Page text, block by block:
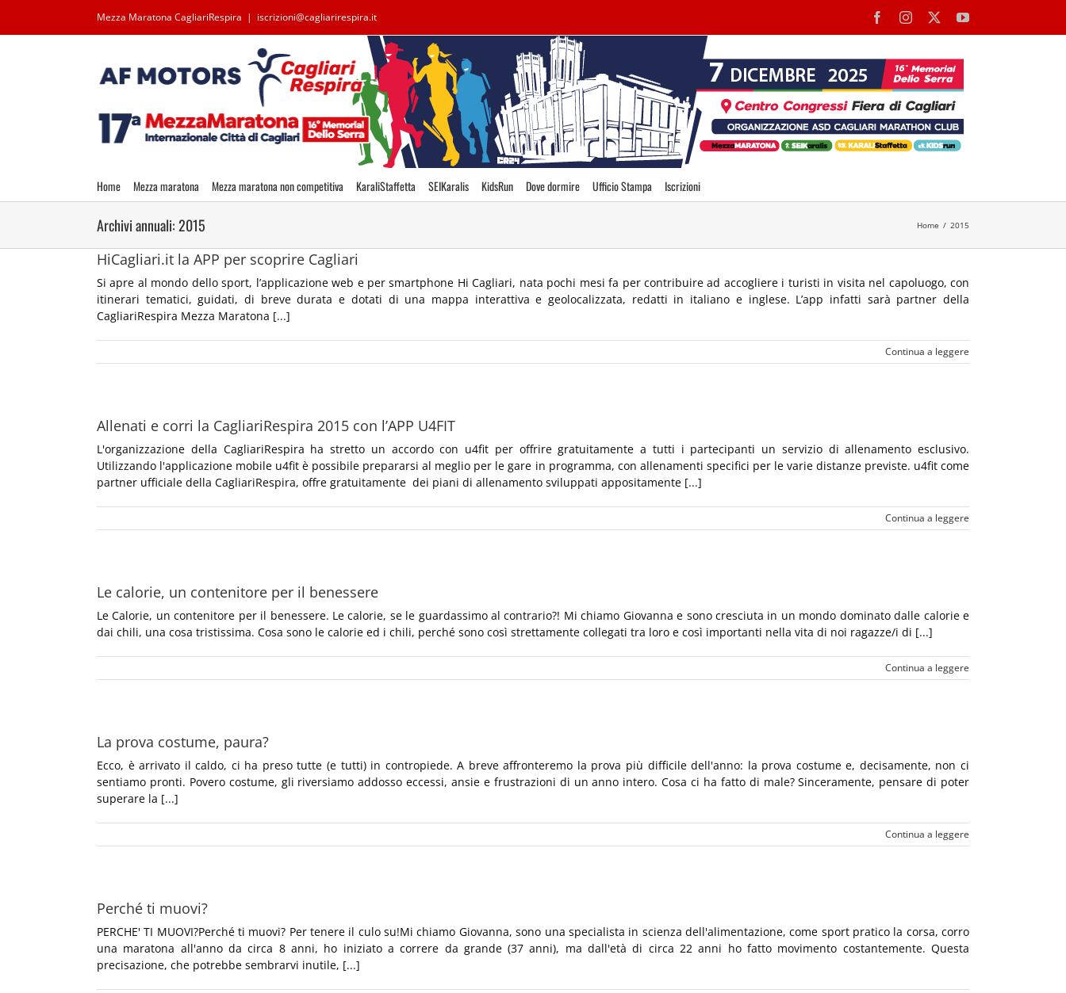
Mezza Maratona CagliariRespira | iscrizioni@cagliarirespira.it FacebookInstagram YouTube
Home Mezza maratona Mezza maratona non competitiva KaraliStaffetta SEIKaralis KidsRun Dove dormire Ufficio Stampa Iscrizioni
Archivi annuali:2015 Home 2015
HiCagliari.it la APP per scoprire Cagliari
Si apre al mondo dello sport, l’applicazione web e per smartphone Hi Cagliari, nata pochi mesi fa per contribuire ad accogliere i turisti in visita nel capoluogo, con
itinerari tematici, guidati, di breve durata e dotati di una mappa interattiva e geolocalizzata, redatti in italiano e inglese. L’app infatti sarà partner della
CagliariRespira Mezza Maratona [...]
Continua a leggere
Allenati e corri la CagliariRespira 2015 con l’APP U4FIT
L'organizzazione della CagliariRespira ha stretto un accordo con u4fit per offrire gratuitamente a tutti i partecipanti un servizio di allenamento esclusivo.
Utilizzando l'applicazione mobile u4fit è possibile prepararsi al meglio per le gare in programma, con allenamenti specifici per le varie distanze previste. u4fit come
partner ufficiale della CagliariRespira, offre gratuitamente dei piani di allenamento sviluppati appositamente [...]
Continua a leggere
Le calorie, un contenitore per il benessere
Le Calorie, un contenitore per il benessere. Le calorie, se le guardassimo al contrario?! Mi chiamo Giovanna e sono cresciuta in un mondo dominato dalle calorie e
dai chili, una cosa tristissima. Cosa sono le calorie ed i chili, perché sono così strettamente collegati tra loro e così importanti nella vita di noi ragazze/i di [...]
Continua a leggere
La prova costume, paura?
Ecco, è arrivato il caldo, ci ha preso tutte (e tutti) in contropiede. A breve affronteremo la prova più difficile dell'anno: la prova costume e, decisamente, non ci
sentiamo pronti. Povero costume, gli riversiamo addosso eccessi, ansie e frustrazioni di un anno intero. Cosa ci ha fatto di male? Sinceramente, pensare di poter
superare la [...]
Continua a leggere
Perché ti muovi?
PERCHE' TI MUOVI?Perché ti muovi? Per tenere il culo su!Mi chiamo Giovanna, sono una specialista in scienza dell'alimentazione, come sport pratico la corsa, corro
una maratona all'anno da circa 8 anni, ho iniziato a correre da grande (37 anni), ma dall'età di circa 22 anni ho fatto movimento costantemente. Questa
precisazione, che potrebbe sembrarvi inutile, [...]